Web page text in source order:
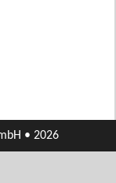
• 2026